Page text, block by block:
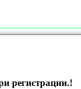
регистрации.!